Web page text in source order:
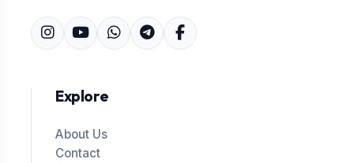
Explore
About Us
Contact